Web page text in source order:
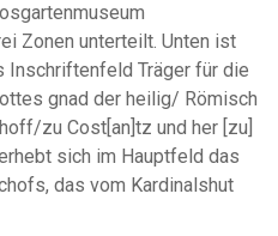
Zonen unterteilt. Unten ist
Träger für die
gnad der heilig/ Römisch
zu Cost[an]tz und her [zu]
sich im Hauptfeld das
das vom Kardinalshut